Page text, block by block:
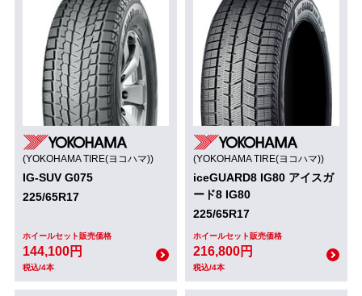
(YOKOHAMA TIRE(ヨコハマ))
IG-SUV G075
225/65R17
ホイールセット販売価格
144,100円
税込/4本
(YOKOHAMA TIRE(ヨコハマ))
iceGUARD8 IG80 アイスガ
ード8 IG80
225/65R17
ホイールセット販売価格
216,800円
税込/4本